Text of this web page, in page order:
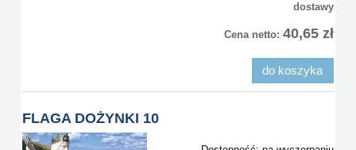
dostawy
Cena netto: 40,65 zł
do koszyka
FLAGA DOŻYNKI 10